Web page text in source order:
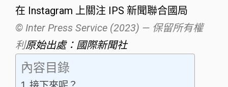
在 Instagram 上關注 IPS 新聞聯合國局
© Inter Press Service (2023) — 保留所有權
利原始出處：國際新聞社
內容目錄